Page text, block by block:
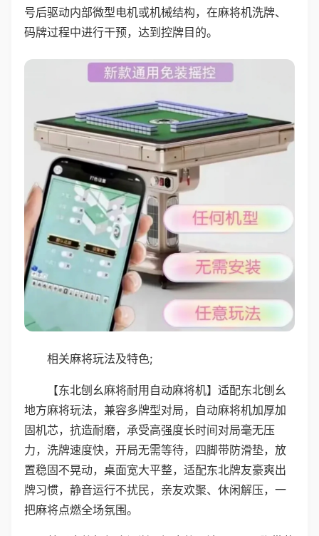
号后驱动内部微型电机或机械结构，在麻将机洗牌、
码牌过程中进行干预，达到控牌目的。
相关麻将玩法及特色;
【东北刨幺麻将耐用自动麻将机】适配东北刨幺
地方麻将玩法，兼容多牌型对局，自动麻将机加厚加
固机芯，抗造耐磨，承受高强度长时间对局毫无压
力，洗牌速度快，开局无需等待，四脚带防滑垫，放
置稳固不晃动，桌面宽大平整，适配东北牌友豪爽出
牌习惯，静音运行不扰民，亲友欢聚、休闲解压，一
把麻将点燃全场氛围。